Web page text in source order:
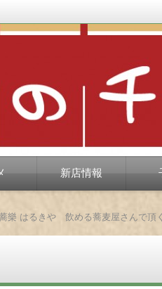
もない、ちょっと孤高な食べ歩
新店情報
樂 はるきや 飲める蕎麦屋さんで頂